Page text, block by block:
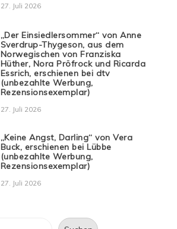
27. Juli 2026
„Der Einsiedlersommer“ von Anne
Sverdrup-Thygeson, aus dem
Norwegischen von Franziska
Hüther, Nora Pröfrock und Ricarda
Essrich, erschienen bei dtv
(unbezahlte Werbung,
Rezensionsexemplar)
27. Juli 2026
„Keine Angst, Darling“ von Vera
Buck, erschienen bei Lübbe
(unbezahlte Werbung,
Rezensionsexemplar)
27. Juli 2026